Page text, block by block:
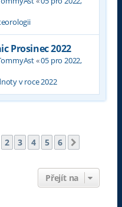
Prosinec 2022
«05 pro 2022,
v roce 2022
2 3 4 5 6
Přejít na